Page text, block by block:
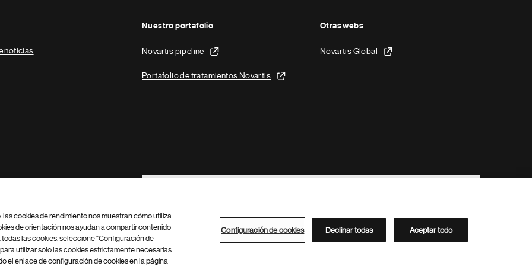
noticias
Nuestro portafolio
Novartis pipeline
Portafolio de tratamientos Novartis
Otras webs
Novartis Global
Footer Site Search
Configuración de cookies Mapa del sitio
Directorio de Novartis
cookies de rendimiento nos muestran cómo utiliza
de orientación nos ayudan a compartir contenido
las cookies, seleccione "Configuración de
utilizar solo las cookies estrictamente necesarias.
el enlace de configuración de cookies en la página
Configuración de cookies Declinar todas Aceptar todo